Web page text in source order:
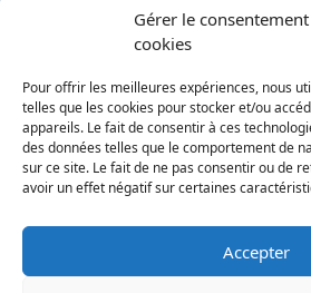
Gérer le
cookies
Pour offrir les meilleures expériences, nous
telles que les cookies pour stocker et/ou
appareils. Le fait de consentir à ces
des données telles que le comportement de
sur ce site. Le fait de ne pas consentir ou de
avoir un effet négatif sur certaines
Accepter
Monsieur le Maire et les adjoints
reçoivent sur rendez-vous.
Retour à l'accueil Actualités PanneauPocket
Démarches
Contacts
Mentions